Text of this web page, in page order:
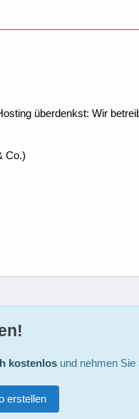
überdenkst: Wir
Co.)
kostenlosund nehmen Sie
erstellen